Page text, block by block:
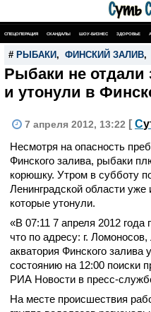
СПЕЦОПЕРАЦИЯ СКАНДАЛЫ ШОУ-БИЗНЕС ЗДОРОВЬЕ
# РЫБАКИ , ФИНСКИЙ ЗАЛИВ,
Рыбаки не отдали
и утонули в
7 апреля 2012, 13:22 [ С
Несмотря на опасность
Финского залива, рыбаки
корюшку. Утром в субботу
Ленинградской области
которые утонули.
«В 07:11 7 апреля 2012
что по адресу: г.
акватория Финского залива
состоянию на 12:00 поиски
РИА Новости в пресс-
На месте происшествия